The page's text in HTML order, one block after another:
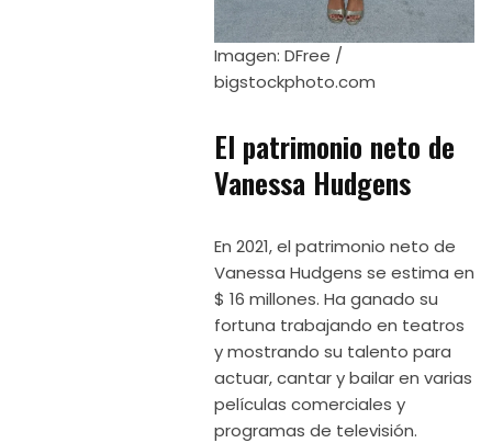
Imagen: DFree /
bigstockphoto.com
El patrimonio neto de
Vanessa Hudgens
En 2021, el patrimonio neto de
Vanessa Hudgens se estima en
$ 16 millones. Ha ganado su
fortuna trabajando en teatros
y mostrando su talento para
actuar, cantar y bailar en varias
películas comerciales y
programas de televisión.